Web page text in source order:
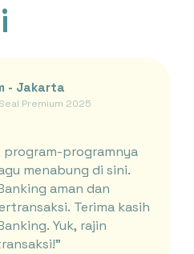
- Jakarta
Premium 2025
program-programnya
menabung di sini.
aman dan
Terima kasih
Yuk, rajin